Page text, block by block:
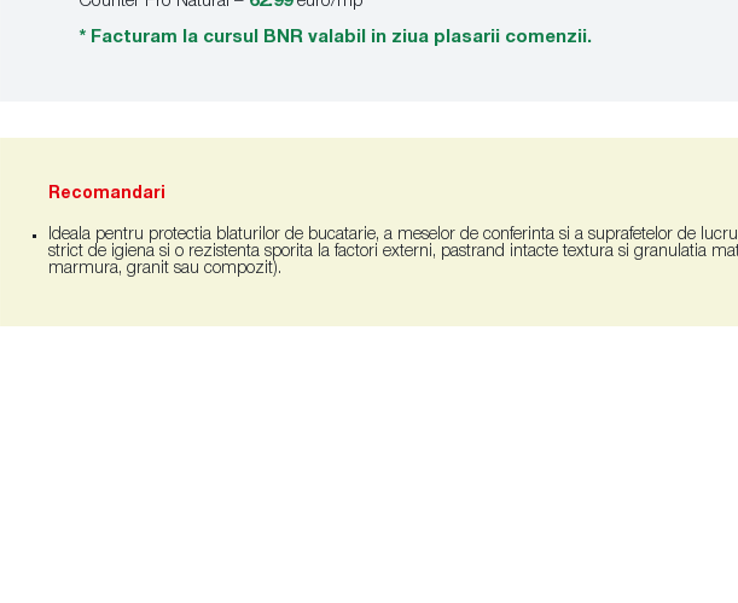
* Facturam la cursul BNR valabil in ziua plasarii comenzii.
Recomandari
Ideala pentru protectia blaturilor de bucatarie, a meselor de conferinta si a suprafetelor de
strict de igiena si o rezistenta sporita la factori externi, pastrand intacte textura si granulatia
marmura, granit sau compozit).